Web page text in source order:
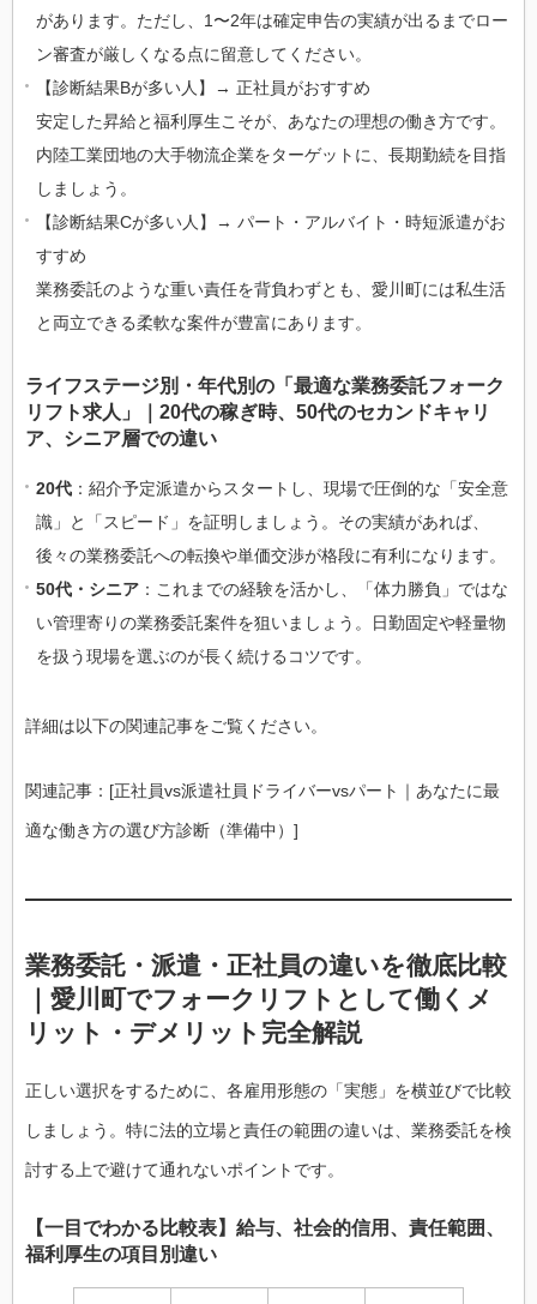
があります。ただし、1〜2年は確定申告の実績が出るまでロー
ン審査が厳しくなる点に留意してください。
【診断結果Bが多い人】→ 正社員がおすすめ
安定した昇給と福利厚生こそが、あなたの理想の働き方です。
内陸工業団地の大手物流企業をターゲットに、長期勤続を目指
しましょう。
【診断結果Cが多い人】→ パート・アルバイト・時短派遣がお
すすめ
業務委託のような重い責任を背負わずとも、愛川町には私生活
と両立できる柔軟な案件が豊富にあります。
ライフステージ別・年代別の「最適な業務委託フォーク
リフト求人」｜20代の稼ぎ時、50代のセカンドキャリ
ア、シニア層での違い
20代 ：紹介予定派遣からスタートし、現場で圧倒的な「安全意
識」と「スピード」を証明しましょう。その実績があれば、
後々の業務委託への転換や単価交渉が格段に有利になります。
50代・シニア ：これまでの経験を活かし、「体力勝負」ではな
い管理寄りの業務委託案件を狙いましょう。日勤固定や軽量物
を扱う現場を選ぶのが長く続けるコツです。
詳細は以下の関連記事をご覧ください。
関連記事：[正社員vs派遣社員ドライバーvsパート｜あなたに最
適な働き方の選び方診断（準備中）]
業務委託・派遣・正社員の違いを徹底比較
｜愛川町でフォークリフトとして働くメ
リット・デメリット完全解説
正しい選択をするために、各雇用形態の「実態」を横並びで比較
しましょう。特に法的立場と責任の範囲の違いは、業務委託を検
討する上で避けて通れないポイントです。
【一目でわかる比較表】給与、社会的信用、責任範囲、
福利厚生の項目別違い